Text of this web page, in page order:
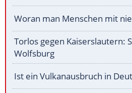
Woran man Menschen mit
Torlos gegen Kaiserslautern:
Wolfsburg
Ist ein Vulkanausbruch in